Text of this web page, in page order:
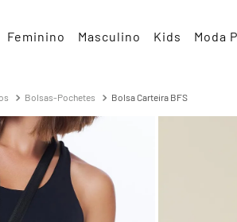
Feminino Masculino Kids Moda
Bolsas-Pochetes Bolsa Carteira BFS